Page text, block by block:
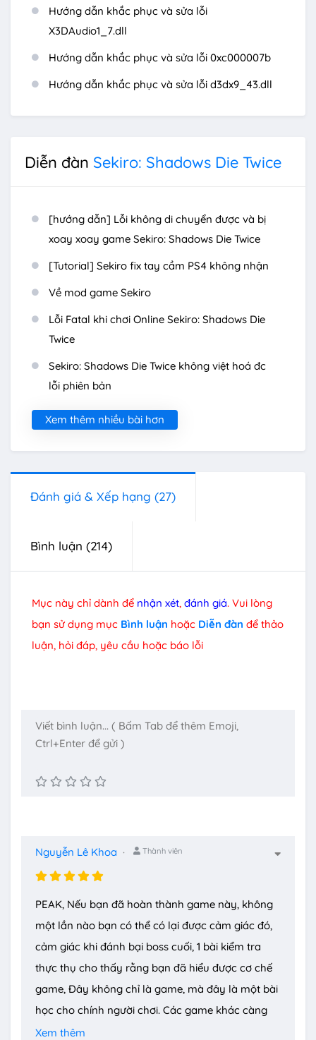
Hướng dẫn khắc phục và sửa lỗi
X3DAudio1_7.dll
Hướng dẫn khắc phục và sửa lỗi 0xc000007b
Hướng dẫn khắc phục và sửa lỗi d3dx9_43.dll
Diễn đàn Sekiro: Shadows Die Twice
[hướng dẫn] Lỗi không di chuyển được và bị
xoay xoay game Sekiro: Shadows Die Twice
[Tutorial] Sekiro fix tay cầm PS4 không nhận
Về mod game Sekiro
Lỗi Fatal khi chơi Online Sekiro: Shadows Die
Twice
Sekiro: Shadows Die Twice không việt hoá đc
lỗi phiên bản
Xem thêm nhiều bài hơn
Đánh giá & Xếp hạng (27)
Bình luận (214)
Mục này chỉ dành để nhận xét, đánh giá. Vui lòng
bạn sử dụng mục Bình luận hoặc Diễn đàn để thảo
luận, hỏi đáp, yêu cầu hoặc báo lỗi
Nguyễn Lê Khoa Thành viên
PEAK, Nếu bạn đã hoàn thành game này, không
một lần nào bạn có thể có lại được cảm giác đó,
cảm giác khi đánh bại boss cuối, 1 bài kiểm tra
thực thụ cho thấy rằng bạn đã hiểu được cơ chế
game, Đây không chỉ là game, mà đây là một bài
học cho chính người chơi. Các game khác càng
chơi chỉ càng cải thiện nhân vật trong game,
Xem thêm